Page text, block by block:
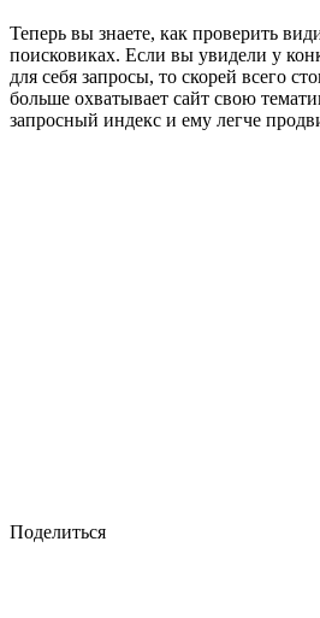
Теперь вы знаете, как проверить
поисковиках. Если вы увидели у
для себя запросы, то скорей всего
больше охватывает сайт свою
запросный индекс и ему легче
Поделиться